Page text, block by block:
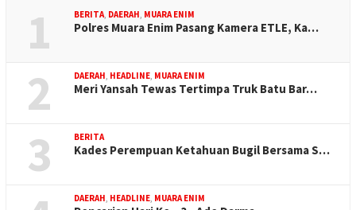
1 BERITA DAERAH MUARA ENIM
Polres Muara Enim Pasang Kamera ETLE, Ka…
2 DAERAH HEADLINE MUARA ENIM
Meri Yansah Tewas Tertimpa Truk Batu Bar…
3 BERITA
Kades Perempuan Ketahuan Bugil Bersama S…
DAERAH HEADLINE MUARA ENIM